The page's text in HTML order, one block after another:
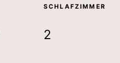
SCHLAFZIMMER
2